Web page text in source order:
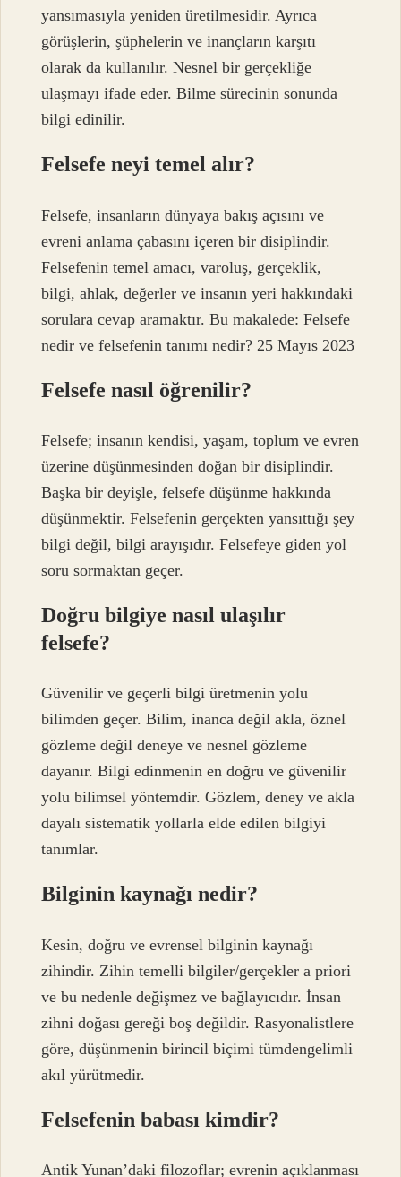
yansımasıyla yeniden üretilmesidir. Ayrıca
görüşlerin, şüphelerin ve inançların karşıtı
olarak da kullanılır. Nesnel bir gerçekliğe
ulaşmayı ifade eder. Bilme sürecinin sonunda
bilgi edinilir.
Felsefe neyi temel alır?
Felsefe, insanların dünyaya bakış açısını ve
evreni anlama çabasını içeren bir disiplindir.
Felsefenin temel amacı, varoluş, gerçeklik,
bilgi, ahlak, değerler ve insanın yeri hakkındaki
sorulara cevap aramaktır. Bu makalede: Felsefe
nedir ve felsefenin tanımı nedir? 25 Mayıs 2023
Felsefe nasıl öğrenilir?
Felsefe; insanın kendisi, yaşam, toplum ve evren
üzerine düşünmesinden doğan bir disiplindir.
Başka bir deyişle, felsefe düşünme hakkında
düşünmektir. Felsefenin gerçekten yansıttığı şey
bilgi değil, bilgi arayışıdır. Felsefeye giden yol
soru sormaktan geçer.
Doğru bilgiye nasıl ulaşılır
felsefe?
Güvenilir ve geçerli bilgi üretmenin yolu
bilimden geçer. Bilim, inanca değil akla, öznel
gözleme değil deneye ve nesnel gözleme
dayanır. Bilgi edinmenin en doğru ve güvenilir
yolu bilimsel yöntemdir. Gözlem, deney ve akla
dayalı sistematik yollarla elde edilen bilgiyi
tanımlar.
Bilginin kaynağı nedir?
Kesin, doğru ve evrensel bilginin kaynağı
zihindir. Zihin temelli bilgiler/gerçekler a priori
ve bu nedenle değişmez ve bağlayıcıdır. İnsan
zihni doğası gereği boş değildir. Rasyonalistlere
göre, düşünmenin birincil biçimi tümdengelimli
akıl yürütmedir.
Felsefenin babası kimdir?
Antik Yunan’daki filozoflar; evrenin açıklanması